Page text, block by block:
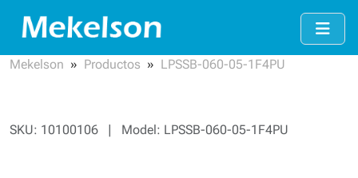
Mekelson Productos LPSSB-060-05-1F4PU
SKU: 10100106 | Model: LPSSB-060-05-1F4PU